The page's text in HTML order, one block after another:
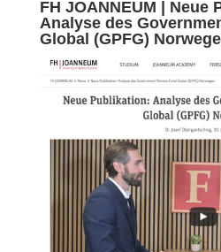
FH JOANNEUM | Neue
Analyse des
Global (GPFG)